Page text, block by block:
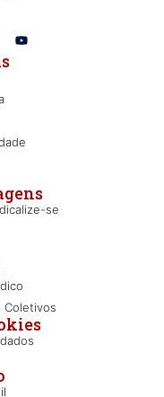
se
Coletivos